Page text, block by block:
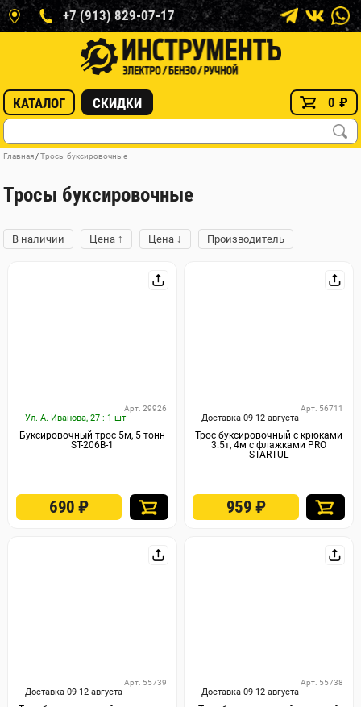
+7 (913) 829-07-17
КАТАЛОГ СКИДКИ 0 ₽
Главная /Тросы буксировочные
Тросы буксировочные
В наличии Цена ↑ Цена ↓ Производитель
Ул. А. Иванова, 27 : 1 шт
Арт. 29926
Буксировочный трос 5м, 5 тонн
ST-206B-1
690₽
Доставка 09-12 августа
Арт. 56711
Трос буксировочный с крюками
3.5т, 4м с флажками PRO
STARTUL
959 ₽
Доставка 09-12 августа
Арт. 55739
Доставка 09-12 августа
Арт. 55738